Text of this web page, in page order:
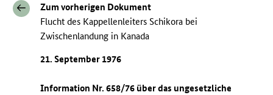
Zum vorherigen Dokument
Flucht des Kappellenleiters Schikora bei
Zwischenlandung in Kanada
21. September 1976
Information Nr. 658/76 über das ungesetzliche